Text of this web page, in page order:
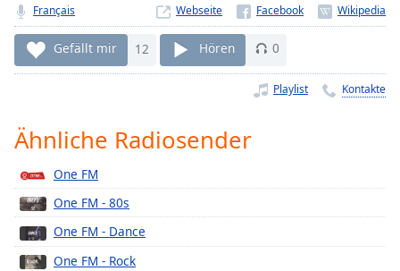
Playback
Chapters
Descriptions
descriptions
off,
selected
Français Webseite
Gefällt mir 12 Hören 0
Playlist Kontakte
Ähnliche Radiosender
One FM
One FM - 80s
One FM - Dance
One FM - Rock